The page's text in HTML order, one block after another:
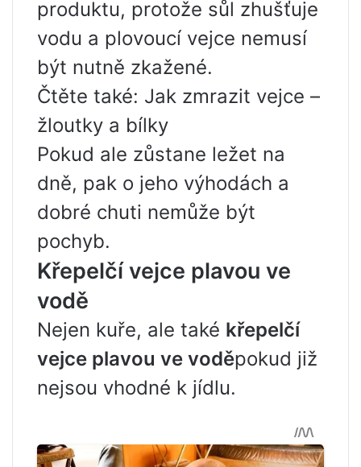
produktu, protože sůl zhušťuje
vodu a plovoucí vejce nemusí
být nutně zkažené.
Čtěte také: Jak zmrazit vejce –
žloutky a bílky
Pokud ale zůstane ležet na
dně, pak o jeho výhodách a
dobré chuti nemůže být
pochyb.
Křepelčí vejce plavou ve
vodě
Nejen kuře, ale také křepelčí
vejce plavou ve voděpokud již
nejsou vhodné k jídlu.